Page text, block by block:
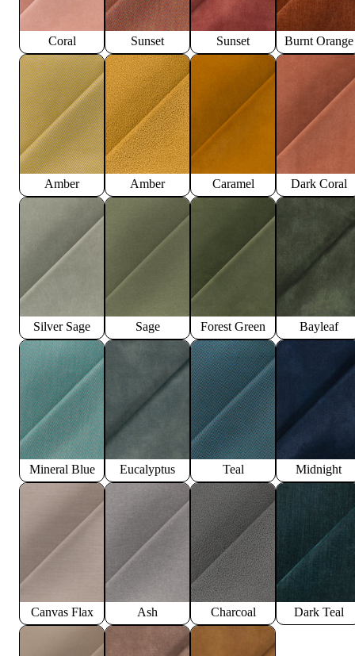
Coral Sunset Sunset Burnt Orange
Amber Amber Caramel Dark Coral
Silver Sage Sage Forest Green Bayleaf
Mineral Blue Eucalyptus Teal Midnight
Canvas Flax Ash Charcoal Dark Teal